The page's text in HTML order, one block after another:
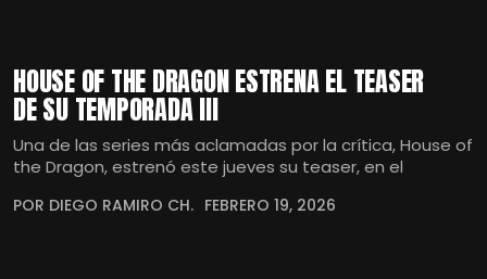
HOUSE OF THE DRAGON ESTRENA EL TEASER
DE SU TEMPORADA III
Una de las series más aclamadas por la crítica, House of
the Dragon, estrenó este jueves su teaser, en el
POR DIEGO RAMIRO CH. FEBRERO 19, 2026